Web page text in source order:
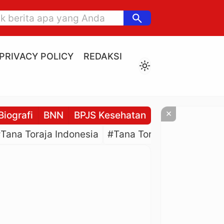
search
PRIVACY POLICY
REDAKSI
light_mode
BNN BPJS Kesehatan BPJS
Toraja Indonesia #Tana Toraja Culture
×